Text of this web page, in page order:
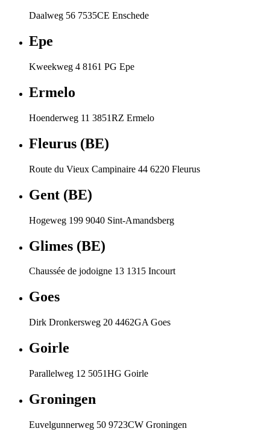
Daalweg 56 7535CE Enschede
Epe
Kweekweg 4 8161 PG Epe
Ermelo
Hoenderweg 11 3851RZ Ermelo
Fleurus (BE)
Route du Vieux Campinaire 44 6220 Fleurus
Gent (BE)
Hogeweg 199 9040 Sint-Amandsberg
Glimes (BE)
Chaussée de jodoigne 13 1315 Incourt
Goes
Dirk Dronkersweg 20 4462GA Goes
Goirle
Parallelweg 12 5051HG Goirle
Groningen
Euvelgunnerweg 50 9723CW Groningen